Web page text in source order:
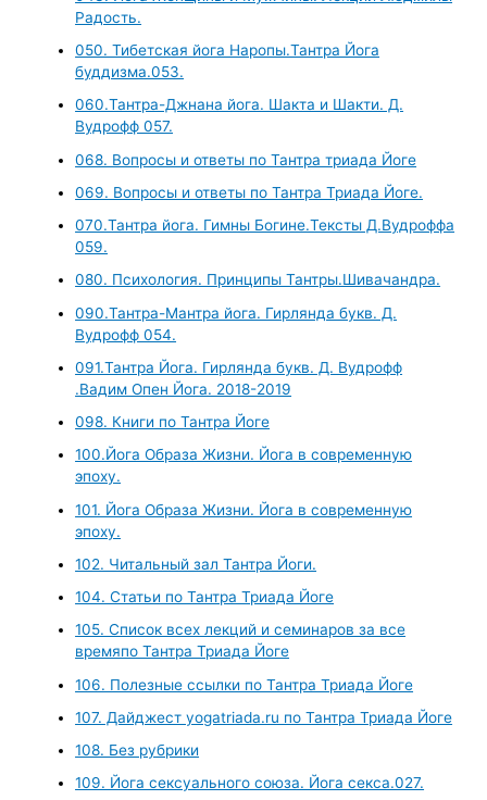
Радость.
050. Тибетская йога Наропы.Тантра Йога
буддизма.053.
060.Тантра-Джнана йога. Шакта и Шакти. Д.
Вудрофф 057.
068. Вопросы и ответы по Тантра триада Йоге
069. Вопросы и ответы по Тантра Триада Йоге.
070.Тантра йога. Гимны Богине.Тексты Д.Вудроффа
059.
080. Психология. Принципы Тантры.Шивачандра.
090.Тантра-Мантра йога. Гирлянда букв. Д.
Вудрофф 054.
091.Тантра Йога. Гирлянда букв. Д. Вудрофф
.Вадим Опен Йога. 2018-2019
098. Книги по Тантра Йоге
100.Йога Образа Жизни. Йога в современную
эпоху.
101. Йога Образа Жизни. Йога в современную
эпоху.
102. Читальный зал Тантра Йоги.
104. Статьи по Тантра Триада Йоге
105. Список всех лекций и семинаров за все
времяпо Тантра Триада Йоге
106. Полезные ссылки по Тантра Триада Йоге
107. Дайджест yogatriada.ru по Тантра Триада Йоге
108. Без рубрики
109. Йога сексуального союза. Йога секса.027.